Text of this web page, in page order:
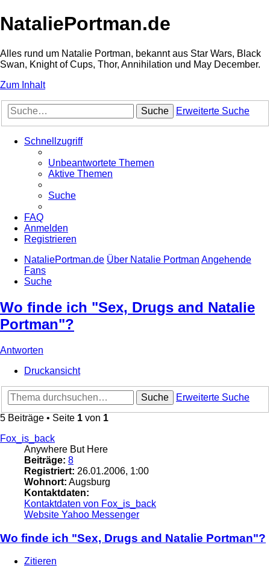
NataliePortman.de
Alles rund um Natalie Portman, bekannt aus Star Wars, Black
Swan, Knight of Cups, Thor, Annihilation und May December.
Zum Inhalt
Suche Erweiterte Suche
Schnellzugriff
Unbeantwortete Themen
Aktive Themen
Suche
FAQ
Anmelden
Registrieren
NataliePortman.de Über Natalie Portman Angehende
Fans
Suche
Wo finde ich "Sex, Drugs and Natalie
Portman"?
Antworten
Druckansicht
Suche
Erweiterte Suche
5 Beiträge • Seite 1 von 1
Fox_is_back
Anywhere But Here
Beiträge: 8
Registriert: 26.01.2006, 1:00
Wohnort: Augsburg
Kontaktdaten:
Kontaktdaten von Fox_is_back
Website Yahoo Messenger
Wo finde ich "Sex, Drugs and Natalie Portman"?
Zitieren